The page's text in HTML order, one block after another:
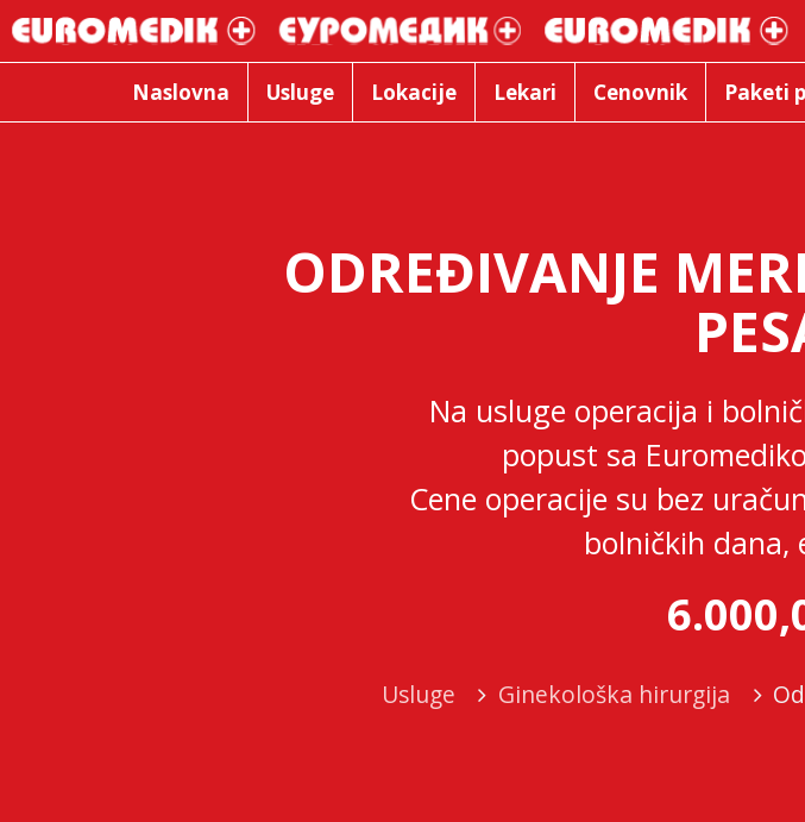
Naslovna Usluge Lokacije Lekari Cenovnik Paketi
ODREĐIVANJE
Na usluge operacija i
popust sa
Cene operacije su bez
bolničkih dana,
Usluge Ginekološka hirurgija